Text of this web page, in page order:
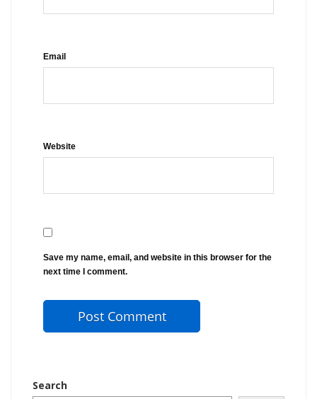
Email
Website
Save my name, email, and website in this browser for the
next time I comment.
Search